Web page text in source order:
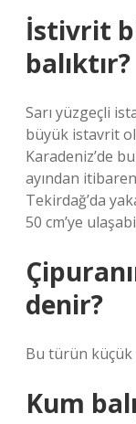
İstivrit
balıktır?
Sarı yüzgeçli
büyük istavrit
Karadeniz’de
ayından
Tekirdağ’da
50 cm’ye
denir?
Bu türün küçük
Kum